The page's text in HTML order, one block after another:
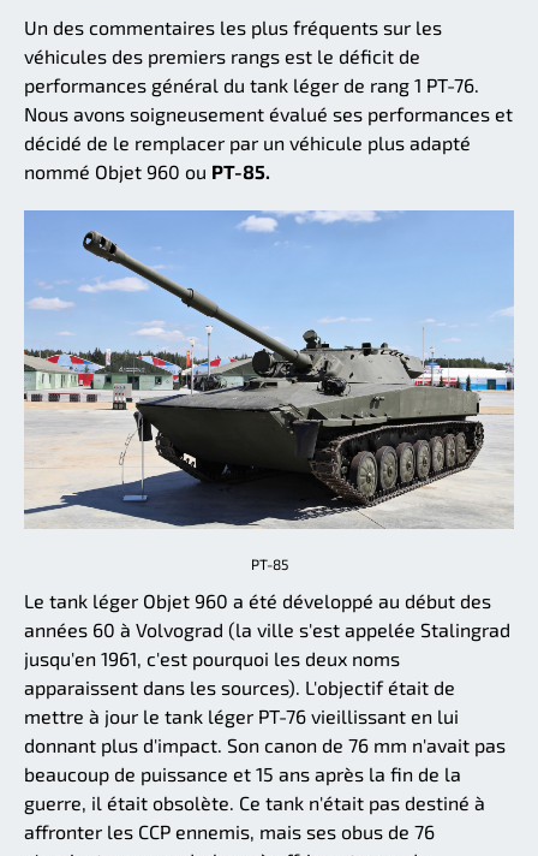
Un des commentaires les plus fréquents sur les
véhicules des premiers rangs est le déficit de
performances général du tank léger de rang 1 PT-76.
Nous avons soigneusement évalué ses performances et
décidé de le remplacer par un véhicule plus adapté
nommé Objet 960 ou PT-85.
PT-85
Le tank léger Objet 960 a été développé au début des
années 60 à Volvograd (la ville s'est appelée Stalingrad
jusqu'en 1961, c'est pourquoi les deux noms
apparaissent dans les sources). L'objectif était de
mettre à jour le tank léger PT-76 vieillissant en lui
donnant plus d'impact. Son canon de 76 mm n'avait pas
beaucoup de puissance et 15 ans après la fin de la
guerre, il était obsolète. Ce tank n'était pas destiné à
affronter les CCP ennemis, mais ses obus de 76